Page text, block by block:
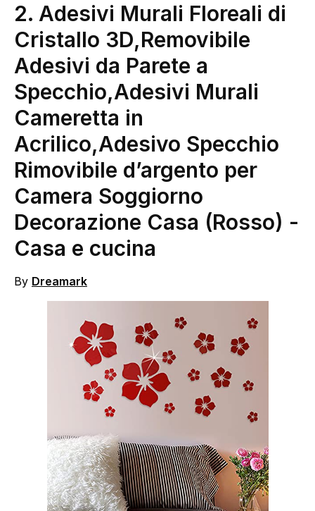
2. Adesivi Murali Floreali di
Cristallo 3D,Removibile
Adesivi da Parete a
Specchio,Adesivi Murali
Cameretta in
Acrilico,Adesivo Specchio
Rimovibile d’argento per
Camera Soggiorno
Decorazione Casa (Rosso) -
Casa e cucina
By Dreamark